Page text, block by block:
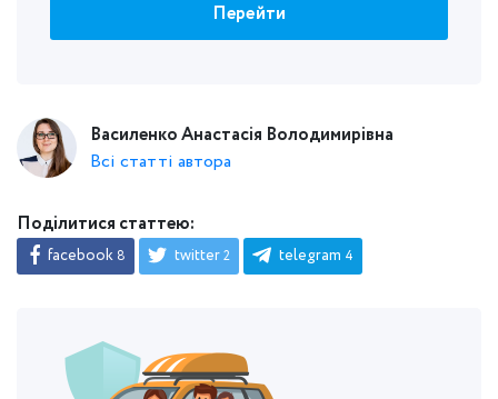
Перейти
Василенко Анастасія Володимирівна
Всі статті автора
Поділитися статтею:
facebook 8 twitter2 telegram 4